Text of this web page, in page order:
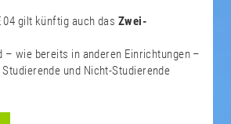
04 gilt künftig auch das Zwei-
– wie bereits in anderen Einrichtungen –
und Nicht-Studierende